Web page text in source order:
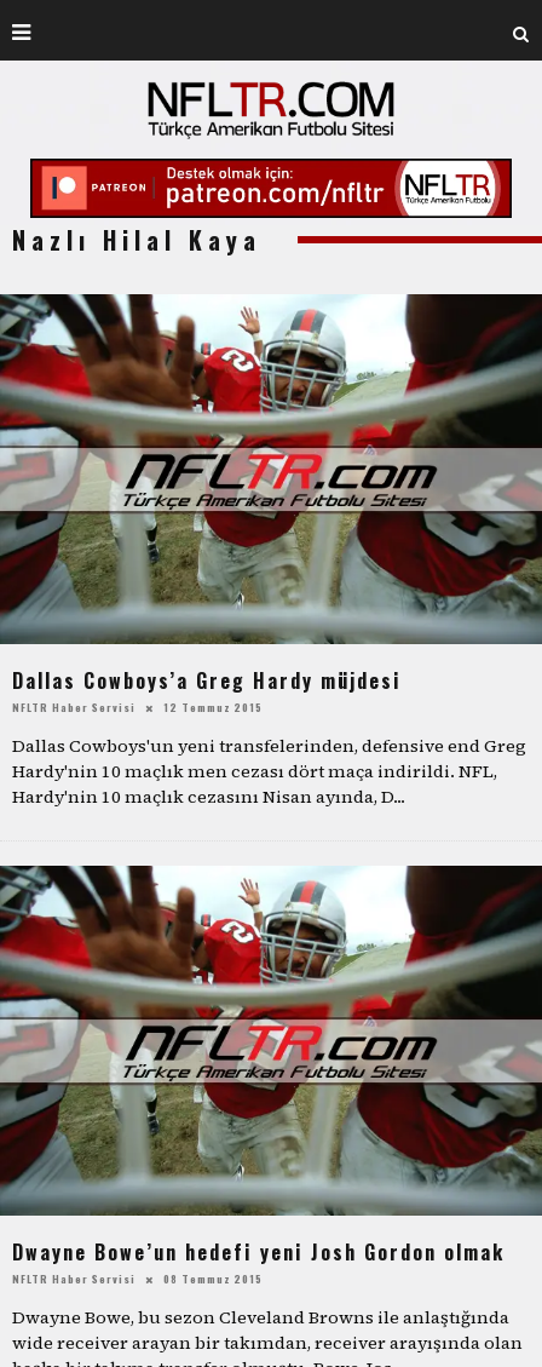
Nazlı Hilal Kaya
Dallas Cowboys’a Greg Hardy müjdesi
NFLTR Haber Servisi 12 Temmuz 2015
Dallas Cowboys'un yeni transfelerinden, defensive end Greg
Hardy'nin 10 maçlık men cezası dört maça indirildi. NFL,
Hardy'nin 10 maçlık cezasını Nisan ayında, D...
Dwayne Bowe’un hedefi yeni Josh Gordon olmak
NFLTR Haber Servisi 08 Temmuz 2015
Dwayne Bowe, bu sezon Cleveland Browns ile anlaştığında
wide receiver arayan bir takımdan, receiver arayışında olan